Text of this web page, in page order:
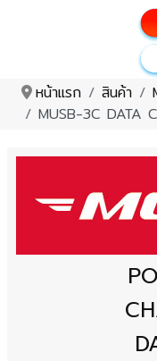
หน้าแรก สินค้า
MUSB-3C DATA